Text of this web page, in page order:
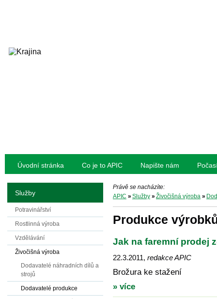
Úvodní stránka Co je to APIC Napište nám
Právě se nacházíte:
APIC » Služby » Živočišná výroba »
Produkce
Jak na faremní prodej
22.3.2011, redakce APIC
Brožura ke stažení
» více
Služby
Potravinářství
Rostlinná výroba
Vzdělávání
Živočišná výroba
Dodavatelé náhradních dílů a
strojů
Dodavatelé produkce